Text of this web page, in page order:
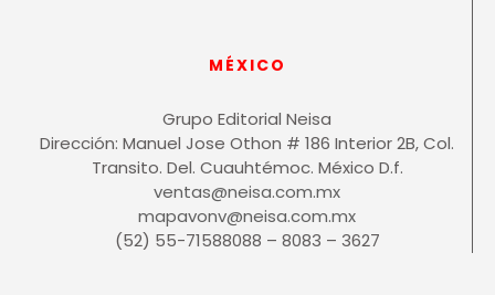
MÉXICO
Grupo Editorial Neisa
Dirección: Manuel Jose Othon # 186 Interior 2B, Col.
Transito. Del. Cuauhtémoc. México D.f.
ventas@neisa.com.mx
mapavonv@neisa.com.mx
(52) 55-71588088 – 8083 – 3627